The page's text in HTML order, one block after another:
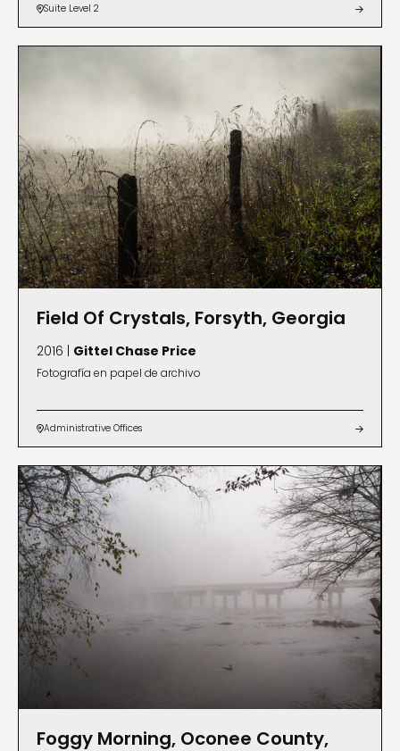
Suite Level 2 
Field Of Crystals, Forsyth, Georgia
2016 | Gittel Chase Price
Fotografía en papel de archivo
Administrative Offices 
Foggy Morning, Oconee County,